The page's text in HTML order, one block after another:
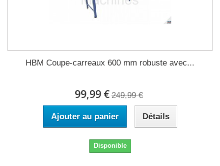
HBM Coupe-carreaux 600 mm robuste avec...
99,99 € 249,99 €
Ajouter au panier Détails
Disponible